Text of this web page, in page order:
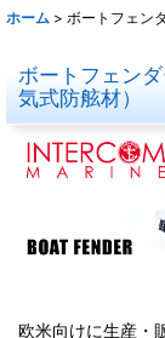
ホーム > ボートフェン
ボートフェン
気式防舷材）
欧米向けに生産・